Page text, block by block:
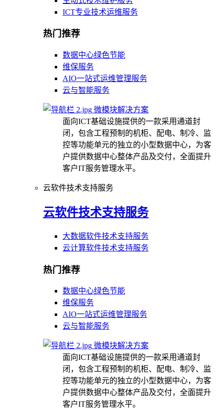
ICT专业技术运维服务
热门推荐
数据中心绿色节能
维保服务
AIO一站式运维管理服务
云与智能服务
微模块解决方案
面向ICT基础设施提供的一款采用通道封
闭，包含工程预制的机柜、配电、制冷、监
控等功能单元的独立的小型数据中心，为客
户提供数据中心整体产品及交付，全面提升
客户IT服务管理水平。
云软件技术支持服务
云软件技术支持服务
大数据软件技术支持服务
云计算软件技术支持服务
热门推荐
数据中心绿色节能
维保服务
AIO一站式运维管理服务
云与智能服务
微模块解决方案
面向ICT基础设施提供的一款采用通道封
闭，包含工程预制的机柜、配电、制冷、监
控等功能单元的独立的小型数据中心，为客
户提供数据中心整体产品及交付，全面提升
客户IT服务管理水平。